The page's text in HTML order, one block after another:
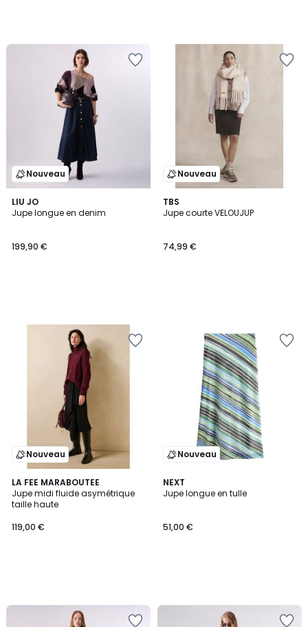
Nouveau
LIU JO
Jupe longue en denim
199,90 €
Nouveau
TBS
Jupe courte VELOUJUP
74,99 €
Nouveau
LA FEE MARABOUTEE
Jupe midi fluide asymétrique
taille haute
119,00 €
Nouveau
NEXT
Jupe longue en tulle
51,00 €